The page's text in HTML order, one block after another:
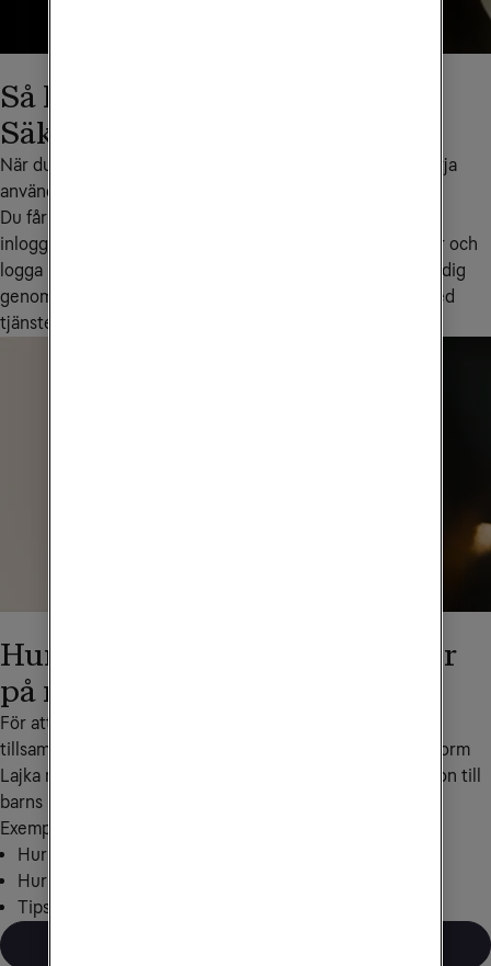
Så kommer du igång med Tele2
Säker Total
När du har beställt Tele2 Säker Total är det enkelt att börja
använda tjänsten.
Du får ett mejl från vår partner F-Secure med dina
inloggningsuppgifter. Ladda sedan ner appen Tele2 Säker och
logga in - i appen får du tydliga instruktioner som guidar dig
genom installationen och hjälper dig att komma igång med
tjänsten olika säkerhetsskydd.
Hur ofta pratar ni om vad ni gör
på nätet?
För att hitta sätt att stärka barns trygghet på nätet har vi
tillsammans med Prinsparets Stiftelse utökat deras plattform
Lajka med föräldrasajt som hjälper föräldrar i deras relation till
barns liv på nätet.
Exempel på aktuella ämnen:
Hur involverad i barns liv på nätet är du?
Hur ser barnens skärmtid ut?
Tips på frågor att ställa till dina barn